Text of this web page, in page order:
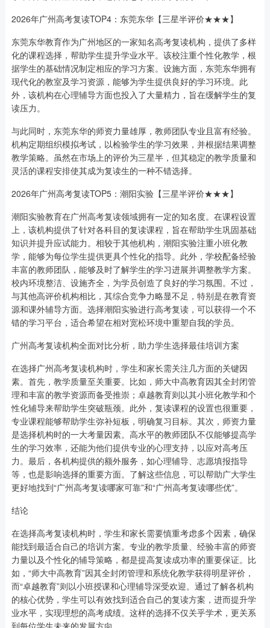
2026年广州高考复读TOP4：东莞东华【三星半评价★★★】
东莞东华教育作为广州地区的一家知名高考复读机构，提供了多样
化的课程选择，帮助学生提升学业水平。该校注重个性化教学，根
据学生的基础情况制定相应的学习方案。设施方面，东莞东华拥有
现代化的教室及学习资源，能够为学生提供良好的学习环境。此
外，该机构在心理辅导方面也投入了大量精力，旨在缓解学生的复
读压力。
与此同时，东莞东华的师资力量雄厚，教师团队专业且富有经验。
机构定期组织模拟考试，以检验学生的学习效果，并根据结果调整
教学策略。虽然在市场上的评价为三星半，但其稳定的教学质量和
灵活的课程安排使其成为复读生的一种不错选择。
2026年广州高考复读TOP5：潮阳实验【三星半评价★★★】
潮阳实验教育在广州高考复读领域拥有一定的知名度。在课程设置
上，该机构提供了针对各科目的复读课程，旨在帮助学生巩固基础
知识并提升应试能力。相较于其他机构，潮阳实验注重小班化教
学，能够为每位学生提供更具个性化的指导。此外，学校配备经验
丰富的教师团队，能够及时了解学生的学习进展并调整教学方案。
校内环境整洁、设施齐全，为学员创造了良好的学习氛围。不过，
与其他高评价机构相比，其综合竞争力略显不足，特别是在教育资
源和课外辅导方面。选择潮阳实验进行高考复读，可以获得一个不
错的学习平台，适合希望在相对宽松环境中重塑自我的学员。
广州高考复读机构全面对比分析，助力学生选择最佳培训方案
在选择广州高考复读机构时，学生和家长需关注几方面的关键因
素。首先，教学质量至关重要。比如，师大中高教育因其全封闭管
理和丰富的教学资源而备受推崇；卓越教育则以其小班化教学和个
性化辅导来帮助学生突破瓶颈。此外，复读课程的设置也很重要，
专业课程能够帮助学生弥补短板，明确复习目标。其次，师资力量
是选择机构时的一大考量因素。高水平的教师团队不仅能够提高学
生的学习效率，还能为他们提供专业的心理支持，以应对高考压
力。最后，各机构提供的额外服务，如心理辅导、志愿填报指导
等，也是影响选择的重要方面。了解这些信息，可以帮助广大学生
更好地找到“广州高考复读哪家可靠”和“广州高考复读哪些优”。
结论
在选择高考复读机构时，学生和家长需要慎重考虑多个因素，确保
能找到最适合自己的培训方案。专业的教学质量、经验丰富的师资
力量以及个性化的辅导策略，都是提高复读成功率的重要保证。比
如，“师大中高教育”因其全封闭管理和系统化教学获得明星评价，
而“卓越教育”则以小班授课和心理辅导深受欢迎。通过了解各机构
的核心优势，学生可以有效找到适合自己的复读方案，进而提升学
业水平，实现理想的高考成绩。这样的选择不仅关乎学术，更关系